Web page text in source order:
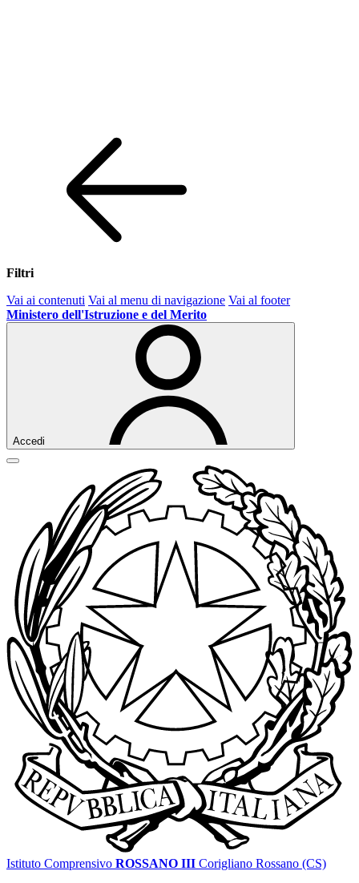
Filtri
Vai ai contenuti Vai al menu di navigazione Vai al footer
Ministero dell'Istruzione e del Merito
Accedi
Istituto Comprensivo ROSSANO III Corigliano Rossano (CS)